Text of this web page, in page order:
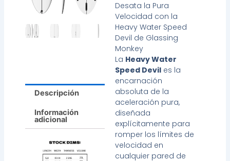
Desata la Pura
Velocidad con la
Heavy Water Speed
Devil de Glassing
Monkey
La Heavy Water
Speed Devil es la
encarnación
absoluta de la
aceleración pura,
diseñada
explícitamente para
romper los límites de
velocidad en
cualquier pared de
Descripción
Información
adicional